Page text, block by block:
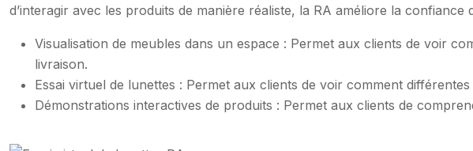
d’interagir avec les produits de manière réaliste, la RA améliore la confiance
Visualisation de meubles dans un espace : Permet aux clients de voir
livraison.
Essai virtuel de lunettes : Permet aux clients de voir comment
Démonstrations interactives de produits : Permet aux clients de